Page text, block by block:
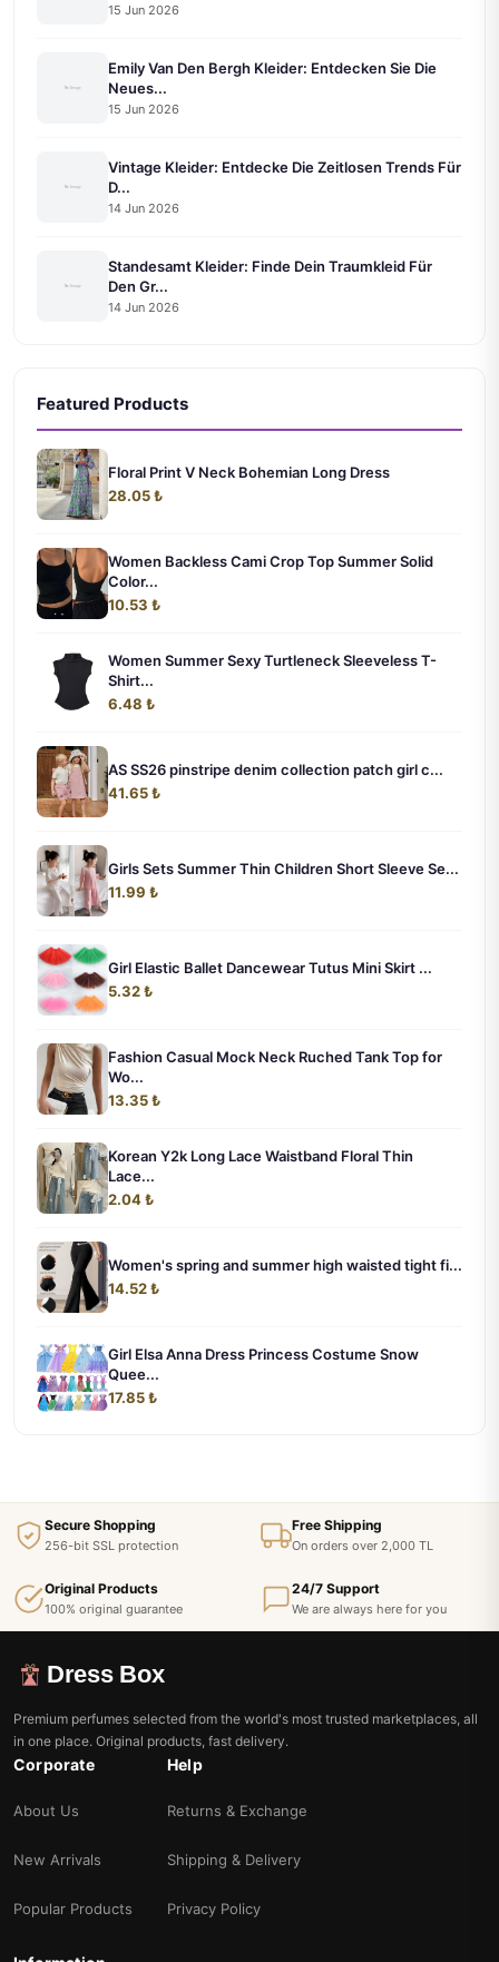
15 Jun 2026
Emily Van Den Bergh Kleider: Entdecken Sie Die
Neues...
15 Jun 2026
Vintage Kleider: Entdecke Die Zeitlosen Trends Für
D...
14 Jun 2026
Standesamt Kleider: Finde Dein Traumkleid Für
Den Gr...
14 Jun 2026
Featured Products
Floral Print V Neck Bohemian Long Dress
28.05 ₺
Women Backless Cami Crop Top Summer Solid
Color...
10.53 ₺
Women Summer Sexy Turtleneck Sleeveless T-
Shirt...
6.48 ₺
AS SS26 pinstripe denim collection patch girl c...
41.65 ₺
Girls Sets Summer Thin Children Short Sleeve Se...
11.99 ₺
Girl Elastic Ballet Dancewear Tutus Mini Skirt ...
5.32 ₺
Fashion Casual Mock Neck Ruched Tank Top for
Wo...
13.35 ₺
Korean Y2k Long Lace Waistband Floral Thin
Lace...
2.04 ₺
Women's spring and summer high waisted tight fi...
14.52 ₺
Girl Elsa Anna Dress Princess Costume Snow
Quee...
17.85 ₺
Secure Shopping
256-bit SSL protection
Free Shipping
On orders over 2,000 TL
Original Products
100% original guarantee
24/7 Support
We are always here for you
Dress Box
Premium perfumes selected from the world's most trusted marketplaces, all
in one place. Original products, fast delivery.
Corporate
About Us
New Arrivals
Popular Products
Help
Returns & Exchange
Shipping & Delivery
Privacy Policy